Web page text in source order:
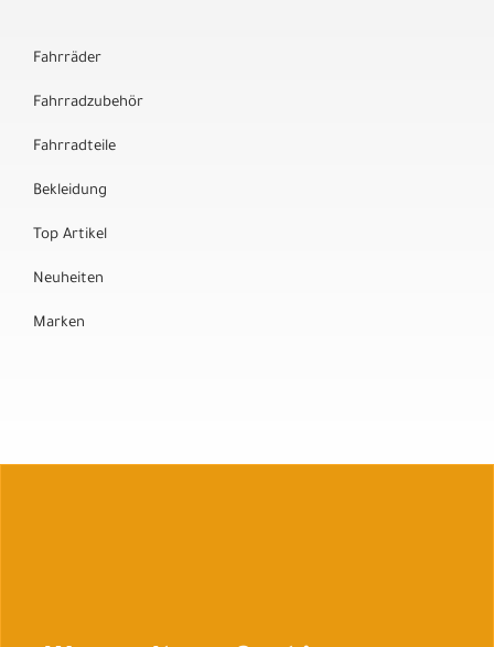
Fahrräder
Fahrradzubehör
Fahrradteile
Bekleidung
Top Artikel
Neuheiten
Marken